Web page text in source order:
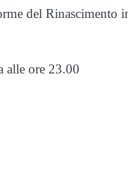
del Rinascimento
alle ore 23.00